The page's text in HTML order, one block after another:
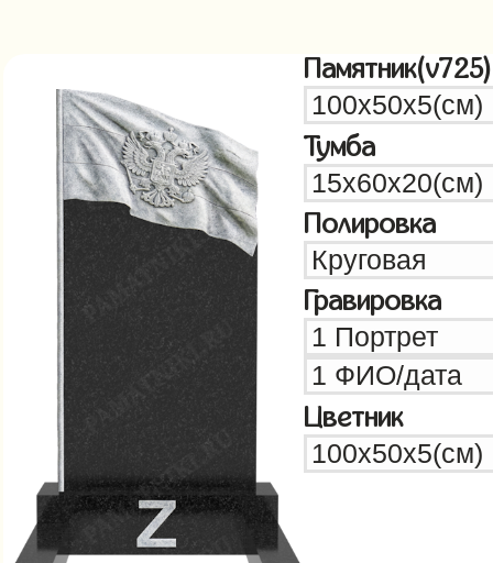
Памятник(v725)
Тумба
Полировка
Гравировка
Цветник